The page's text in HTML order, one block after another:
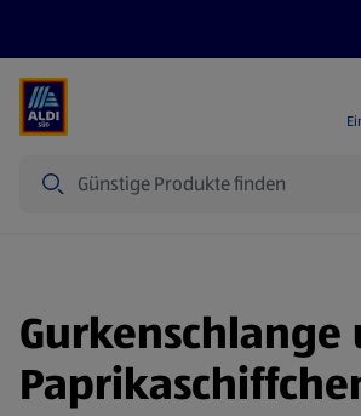
Gurkenschlange